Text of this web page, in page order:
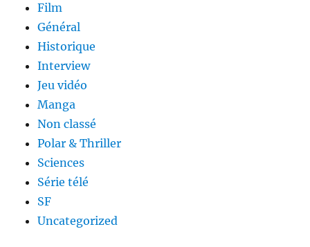
Film
Général
Historique
Interview
Jeu vidéo
Manga
Non classé
Polar & Thriller
Sciences
Série télé
SF
Uncategorized